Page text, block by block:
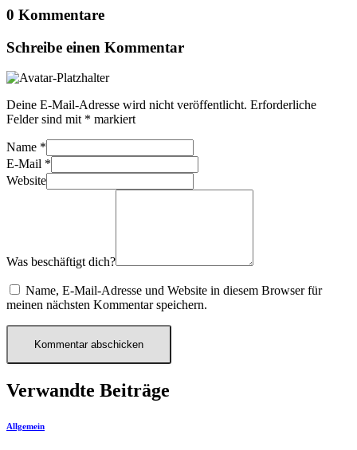
0 Kommentare
Schreibe einen Kommentar
Deine E-Mail-Adresse wird nicht veröffentlicht. Erforderliche
Felder sind mit * markiert
Name *
E-Mail *
Website
Was beschäftigt dich?
Name, E-Mail-Adresse und Website in diesem Browser für
meinen nächsten Kommentar speichern.
Verwandte Beiträge
Allgemein